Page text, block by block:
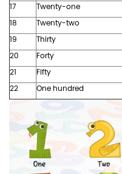
17
Twenty-one
18
Twenty-two
19
Thirty
20
Forty
21
Fifty
22
One hundred